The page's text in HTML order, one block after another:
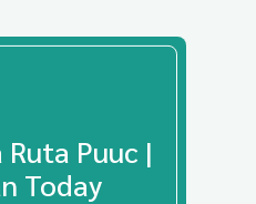
Puuc |
Today